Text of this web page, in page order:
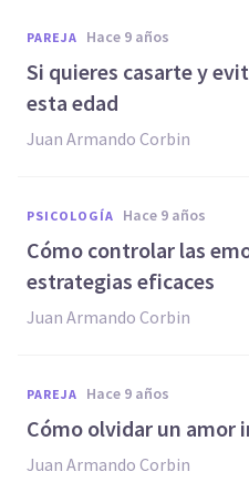
PAREJA hace 9 años
Si quieres casarte y
esta edad
Juan Armando Corbin
PSICOLOGÍA hace 9 años
Cómo controlar las
estrategias eficaces
Juan Armando Corbin
PAREJA hace 9 años
​Cómo olvidar un amor
Juan Armando Corbin